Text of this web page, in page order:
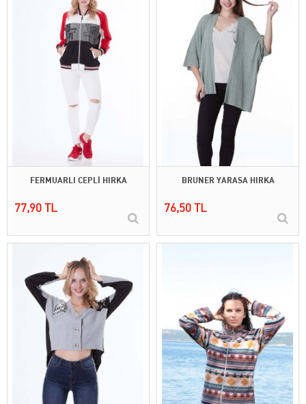
FERMUARLI CEPLİ HIRKA
77,90 TL
BRUNER YARASA HIRKA
76,50 TL